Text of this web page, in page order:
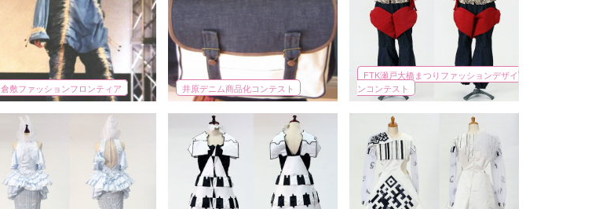
倉敷ファッションフロンティア 井原デニム商品化コンテスト
FTK瀬戸大橋まつりファッションデザイ
ンコンテスト